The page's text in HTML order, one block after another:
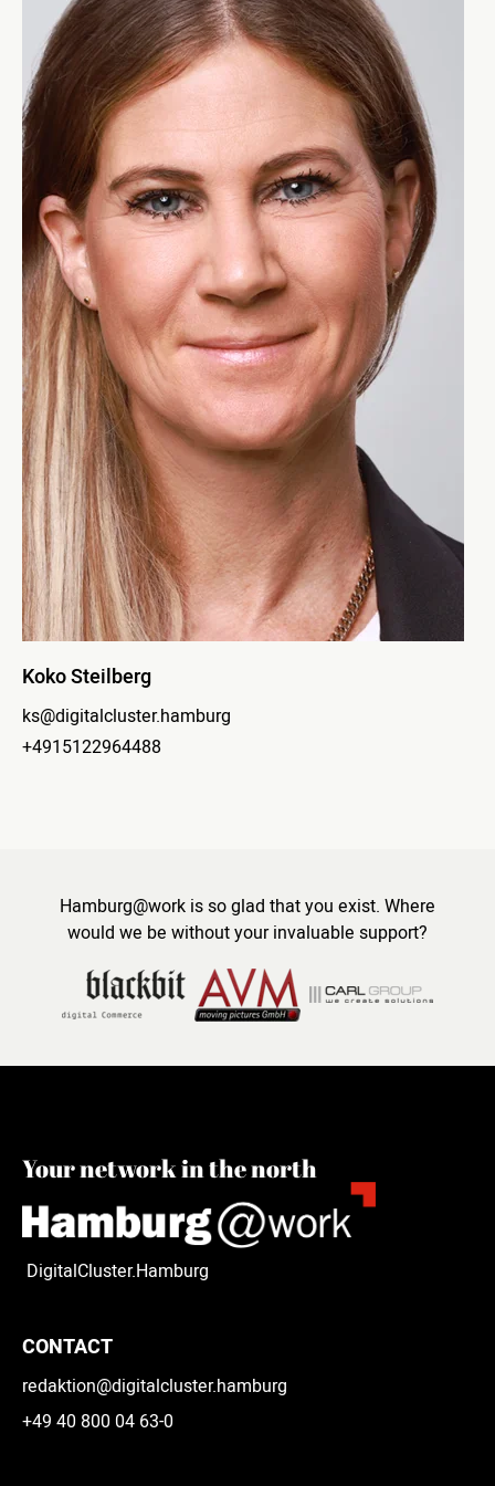
Koko Steilberg
ks@digitalcluster.hamburg
+4915122964488
Hamburg@work is so glad that you exist. Where
would we be without your invaluable support?
Your network in the north
DigitalCluster.Hamburg
CONTACT
redaktion@digitalcluster.hamburg
+49 40 800 04 63-0